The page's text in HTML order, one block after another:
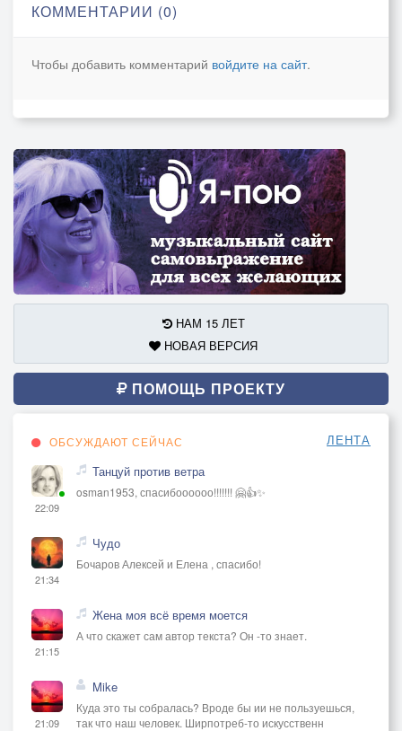
КОММЕНТАРИИ (0)
Чтобы добавить комментарий войдите на сайт.
НАМ 15 ЛЕТ
НОВАЯ ВЕРСИЯ
ПОМОЩЬ ПРОЕКТУ
ОБСУЖДАЮТ СЕЙЧАС ЛЕНТА
22:09
Танцуй против ветра
osman1953, спасибоооооо!!!!!!! 🤗👍✨
21:34
Чудо
Бочаров Алексей и Елена , спасибо!
21:15
Жена моя всё время моется
А что скажет сам автор текста? Он -то знает.
21:09
Mike
Куда это ты собралась? Вроде бы ии не пользуешься,
так что наш человек. Ширпотреб-то искусственн